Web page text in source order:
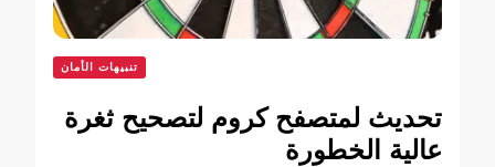
تنبيهات الأمان
تحديث لمتصفح كروم لتصحيح ثغرة
عالية الخطورة